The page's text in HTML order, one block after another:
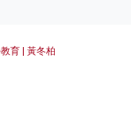
育 | 黃冬柏